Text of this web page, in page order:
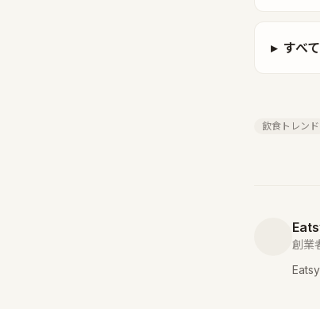
▸ すべ
飲食トレンド
創業